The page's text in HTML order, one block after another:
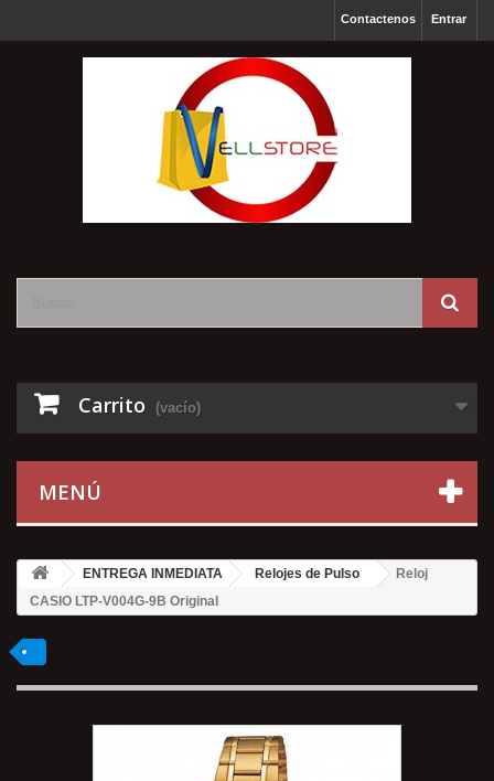
Entrar
Contactenos
Carrito (vacío)
MENÚ
ENTREGA INMEDIATA Relojes de Pulso
Reloj
CASIO LTP-V004G-9B Original